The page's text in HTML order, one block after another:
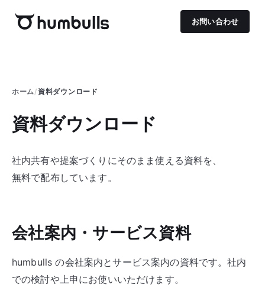
お問い合わせ
ホーム/資料ダウンロード
資料ダウンロード
社内共有や提案づくりにそのまま使える資料を、
無料で配布しています。
会社案内・ サービス資料
humbulls の会社案内とサービス案内の資料です。社内
での検討や上申にお使いいただけます。